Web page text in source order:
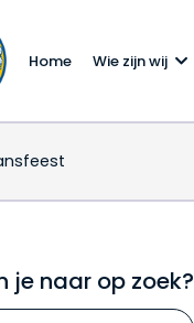
Home Wie zijn wij
je naar op zoek?